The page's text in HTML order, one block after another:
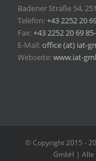
Badener Straße 54,
Telefon:+43 2252 20
Fax:+43 2252 20 69
E-Mail:office (at) iat-
Webseite:www.iat-
© Copyright 2015 -
GmbH | Alle